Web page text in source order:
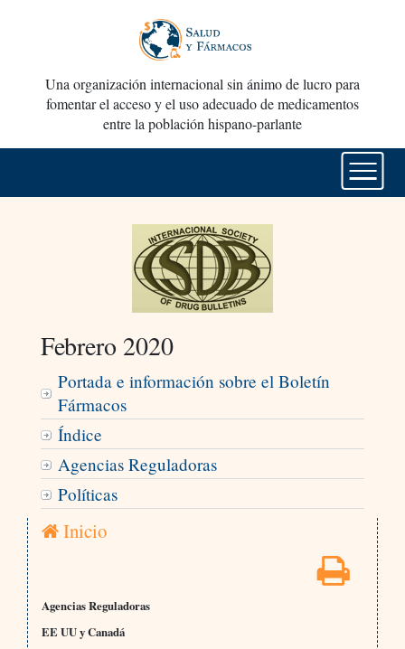
Una organización internacional sin ánimo de lucro para
fomentar el acceso y el uso adecuado de medicamentos
entre la población hispano-parlante
Febrero 2020
Portada e información sobre el Boletín
Fármacos
Índice
Agencias Reguladoras
Políticas
Inicio
Agencias Reguladoras
EE UU y Canadá